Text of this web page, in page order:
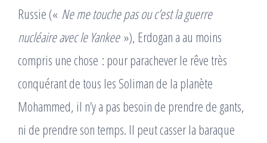
Russie (« Ne me touche pas ou c’est la guerre
nucléaire avec le Yankee»), Erdogan a au moins
compris une chose : pour parachever le rêve très
conquérant de tous les Soliman de la planète
Mohammed, il n’y a pas besoin de prendre de gants,
ni de prendre son temps. Il peut casser la baraque